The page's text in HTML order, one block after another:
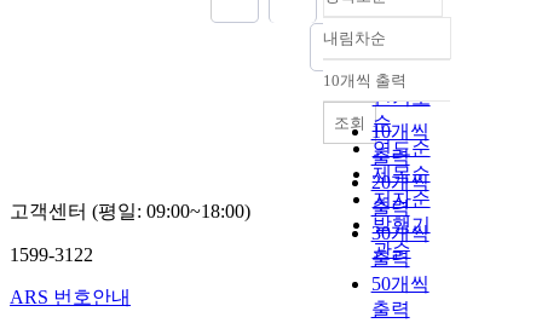
정확도
순
인기도
순
연도순
제목순
저자순
발행기
관순
내림차순
내림차순
10개씩 출력
10개씩
출력
20개씩
출력
30개씩
출력
50개씩
출력
조회
고객센터 (평일: 09:00~18:00)
1599-3122
ARS 번호안내